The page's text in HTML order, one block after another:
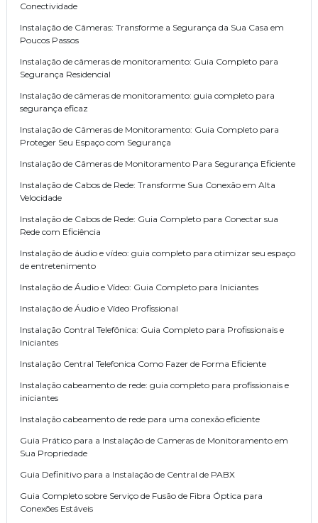
Conectividade
Instalação de Câmeras: Transforme a Segurança da Sua Casa em
Poucos Passos
Instalação de câmeras de monitoramento: Guia Completo para
Segurança Residencial
Instalação de câmeras de monitoramento: guia completo para
segurança eficaz
Instalação de Câmeras de Monitoramento: Guia Completo para
Proteger Seu Espaço com Segurança
Instalação de Câmeras de Monitoramento Para Segurança Eficiente
Instalação de Cabos de Rede: Transforme Sua Conexão em Alta
Velocidade
Instalação de Cabos de Rede: Guia Completo para Conectar sua
Rede com Eficiência
Instalação de áudio e vídeo: guia completo para otimizar seu espaço
de entretenimento
Instalação de Áudio e Vídeo: Guia Completo para Iniciantes
Instalação de Áudio e Vídeo Profissional
Instalação Contral Telefônica: Guia Completo para Profissionais e
Iniciantes
Instalação Central Telefonica Como Fazer de Forma Eficiente
Instalação cabeamento de rede: guia completo para profissionais e
iniciantes
Instalação cabeamento de rede para uma conexão eficiente
Guia Prático para a Instalação de Cameras de Monitoramento em
Sua Propriedade
Guia Definitivo para a Instalação de Central de PABX
Guia Completo sobre Serviço de Fusão de Fibra Óptica para
Conexões Estáveis